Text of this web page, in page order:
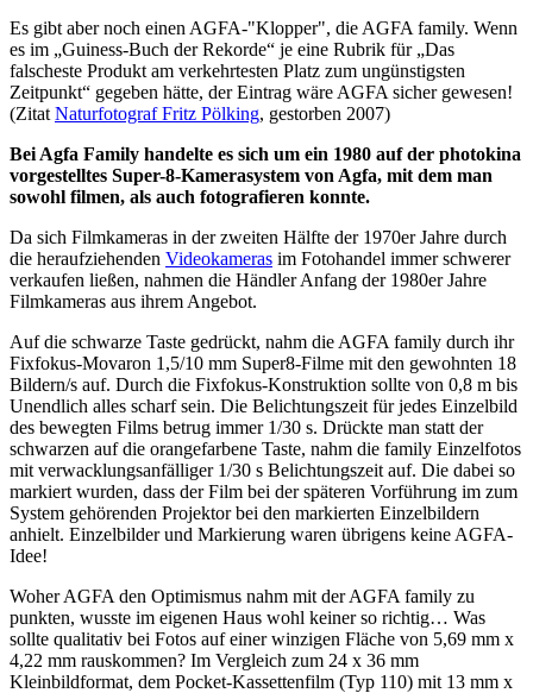
Es gibt aber noch einen AGFA-"Klopper", die AGFA family. Wenn
es im „Guiness-Buch der Rekorde“ je eine Rubrik für „Das
falscheste Produkt am verkehrtesten Platz zum ungünstigsten
Zeitpunkt“ gegeben hätte, der Eintrag wäre AGFA sicher gewesen!
(Zitat Naturfotograf Fritz Pölking, gestorben 2007)
Bei Agfa Family handelte es sich um ein 1980 auf der photokina
vorgestelltes Super-8-Kamerasystem von Agfa, mit dem man
sowohl filmen, als auch fotografieren konnte.
Da sich Filmkameras in der zweiten Hälfte der 1970er Jahre durch
die heraufziehenden Videokameras im Fotohandel immer schwerer
verkaufen ließen, nahmen die Händler Anfang der 1980er Jahre
Filmkameras aus ihrem Angebot.
Auf die schwarze Taste gedrückt, nahm die AGFA family durch ihr
Fixfokus-Movaron 1,5/10 mm Super8-Filme mit den gewohnten 18
Bildern/s auf. Durch die Fixfokus-Konstruktion sollte von 0,8 m bis
Unendlich alles scharf sein. Die Belichtungszeit für jedes Einzelbild
des bewegten Films betrug immer 1/30 s. Drückte man statt der
schwarzen auf die orangefarbene Taste, nahm die family Einzelfotos
mit verwacklungsanfälliger 1/30 s Belichtungszeit auf. Die dabei so
markiert wurden, dass der Film bei der späteren Vorführung im zum
System gehörenden Projektor bei den markierten Einzelbildern
anhielt. Einzelbilder und Markierung waren übrigens keine AGFA-
Idee!
Woher AGFA den Optimismus nahm mit der AGFA family zu
punkten, wusste im eigenen Haus wohl keiner so richtig… Was
sollte qualitativ bei Fotos auf einer winzigen Fläche von 5,69 mm x
4,22 mm rauskommen? Im Vergleich zum 24 x 36 mm
Kleinbildformat, dem Pocket-Kassettenfilm (Typ 110) mit 13 mm x